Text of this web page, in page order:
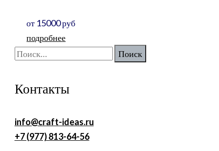
от 15000 руб
подробнее
Найти:
Контакты
info@craft-ideas.ru
+7 (977) 813-64-56